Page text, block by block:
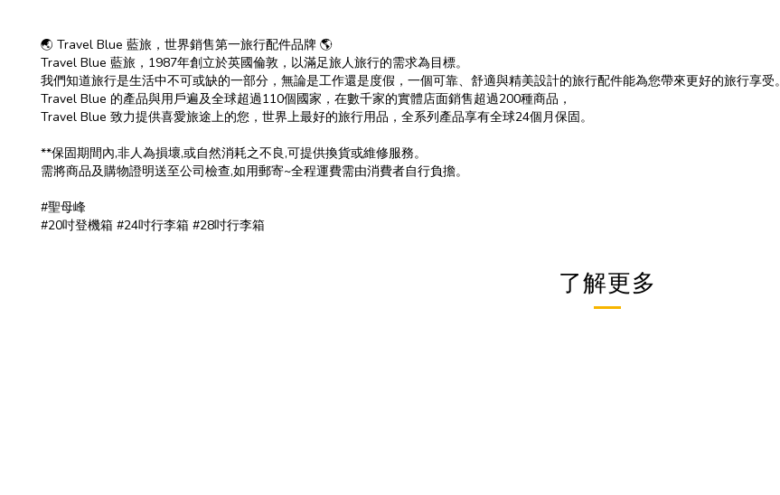
🌏 Travel Blue 藍旅，世界銷售第一旅行配件品牌 🌎
Travel Blue 藍旅，1987年創立於英國倫敦，以滿足旅人旅行的需求為目標。
我們知道旅行是生活中不可或缺的一部分，無論是工作還是度假，一個可靠、舒適與精美設計的旅行配件能為您帶來更好的旅行享受。
Travel Blue 的產品與用戶遍及全球超過110個國家，在數千家的實體店面銷售超過200種商品，
Travel Blue 致力提供喜愛旅途上的您，世界上最好的旅行用品，全系列產品享有全球24個月保固。
**保固期間內,非人為損壞,或自然消耗之不良,可提供換貨或維修服務。
需將商品及購物證明送至公司檢查,如用郵寄~全程運費需由消費者自行負擔。
#聖母峰
#20吋登機箱 #24吋行李箱 #28吋行李箱
了解更多